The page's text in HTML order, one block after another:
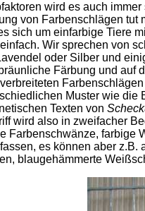
wird es auch
von Farbenschlägen
sich um einfarbige Tiere
Wir sprechen von
oder Silber und
Färbung und
Muster wie die
Texten von
wird also in zweifacher
Farbenschwänze,
es können aber
blaugehämmerte